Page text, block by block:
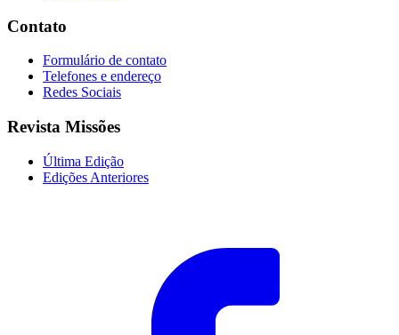
Contato
Formulário de contato
Telefones e endereço
Redes Sociais
Revista Missões
Última Edição
Edições Anteriores